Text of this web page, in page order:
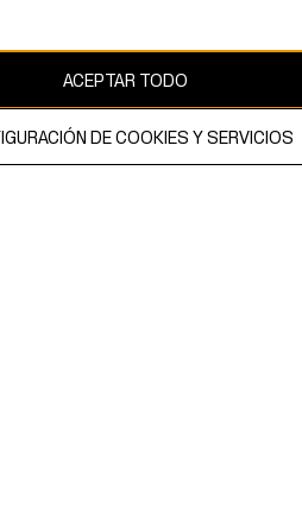
está protegido por copyright y es
ACEPTAR TODO
DE COOKIES Y SERVICIOS